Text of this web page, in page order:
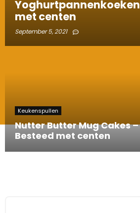
met centen
September 5, 2021
Keukenspullen
Nutter Butter Mug Cakes –
Besteed met centen